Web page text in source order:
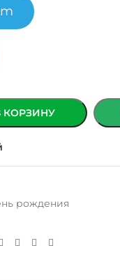
КОРЗИНУ
рождения